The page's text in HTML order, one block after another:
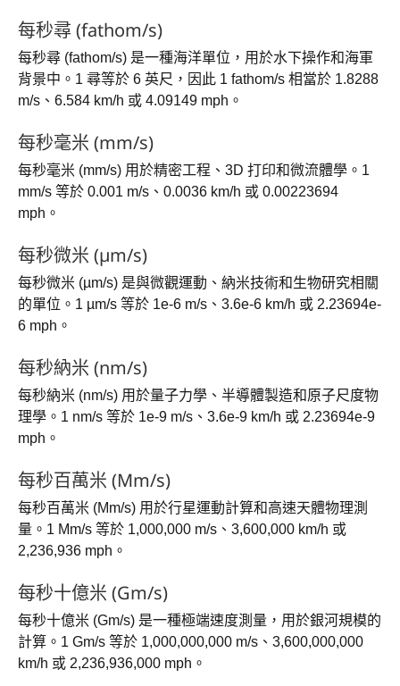
每秒尋 (fathom/s)
每秒尋 (fathom/s) 是一種海洋單位，用於水下操作和海軍
背景中。1 尋等於 6 英尺，因此 1 fathom/s 相當於 1.8288
m/s、6.584 km/h 或 4.09149 mph。
每秒毫米 (mm/s)
每秒毫米 (mm/s) 用於精密工程、3D 打印和微流體學。1
mm/s 等於 0.001 m/s、0.0036 km/h 或 0.00223694
mph。
每秒微米 (µm/s)
每秒微米 (µm/s) 是與微觀運動、納米技術和生物研究相關
的單位。1 µm/s 等於 1e-6 m/s、3.6e-6 km/h 或 2.23694e-
6 mph。
每秒納米 (nm/s)
每秒納米 (nm/s) 用於量子力學、半導體製造和原子尺度物
理學。1 nm/s 等於 1e-9 m/s、3.6e-9 km/h 或 2.23694e-9
mph。
每秒百萬米 (Mm/s)
每秒百萬米 (Mm/s) 用於行星運動計算和高速天體物理測
量。1 Mm/s 等於 1,000,000 m/s、3,600,000 km/h 或
2,236,936 mph。
每秒十億米 (Gm/s)
每秒十億米 (Gm/s) 是一種極端速度測量，用於銀河規模的
計算。1 Gm/s 等於 1,000,000,000 m/s、3,600,000,000
km/h 或 2,236,936,000 mph。